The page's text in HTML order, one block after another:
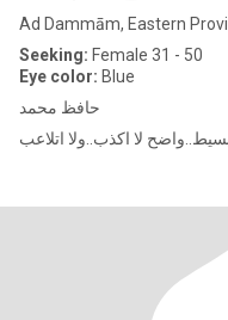
Ad Dammām, Eastern
Seeking: Female 31 - 50
Eye color: Blue
حافظ محمد
لا اكذب..ولا اتلاعب